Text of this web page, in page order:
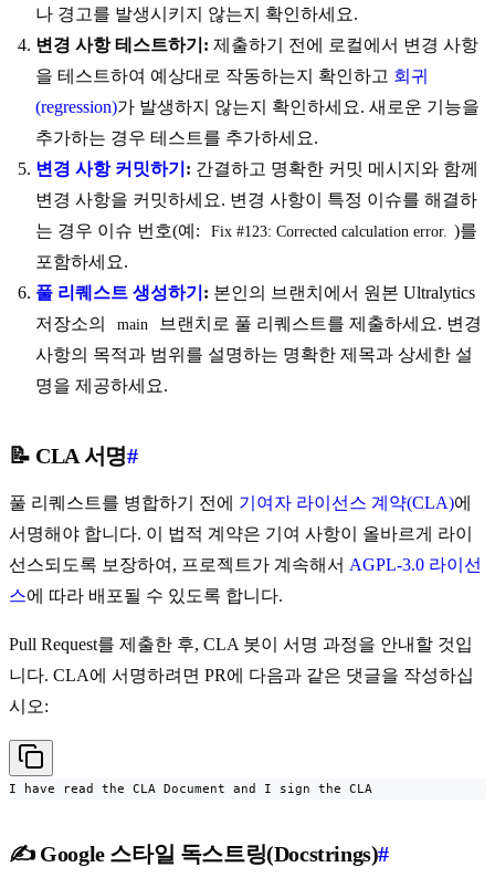
나 경고를 발생시키지 않는지 확인하세요.
변경 사항 테스트하기: 제출하기 전에 로컬에서 변경 사항
을 테스트하여 예상대로 작동하는지 확인하고 회귀
(regression)가 발생하지 않는지 확인하세요. 새로운 기능을
추가하는 경우 테스트를 추가하세요.
변경 사항 커밋하기 : 간결하고 명확한 커밋 메시지와 함께
변경 사항을 커밋하세요. 변경 사항이 특정 이슈를 해결하
는 경우 이슈 번호(예:
Fix #123: Corrected calculation error. )를
포함하세요.
풀 리퀘스트 생성하기 : 본인의 브랜치에서 원본 Ultralytics
저장소의
main
브랜치로 풀 리퀘스트를 제출하세요. 변경
사항의 목적과 범위를 설명하는 명확한 제목과 상세한 설
명을 제공하세요.
📝 CLA 서명#
풀 리퀘스트를 병합하기 전에 기여자 라이선스 계약(CLA)에
서명해야 합니다. 이 법적 계약은 기여 사항이 올바르게 라이
선스되도록 보장하여, 프로젝트가 계속해서 AGPL-3.0 라이선
스에 따라 배포될 수 있도록 합니다.
Pull Request를 제출한 후, CLA 봇이 서명 과정을 안내할 것입
니다. CLA에 서명하려면 PR에 다음과 같은 댓글을 작성하십
시오:
I have read the CLA Document and I sign the CLA
✍️ Google 스타일 독스트링(Docstrings)#